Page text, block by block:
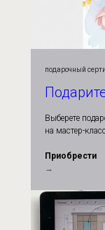
подарочный
Выберете
на мастер-
Приобрести
→